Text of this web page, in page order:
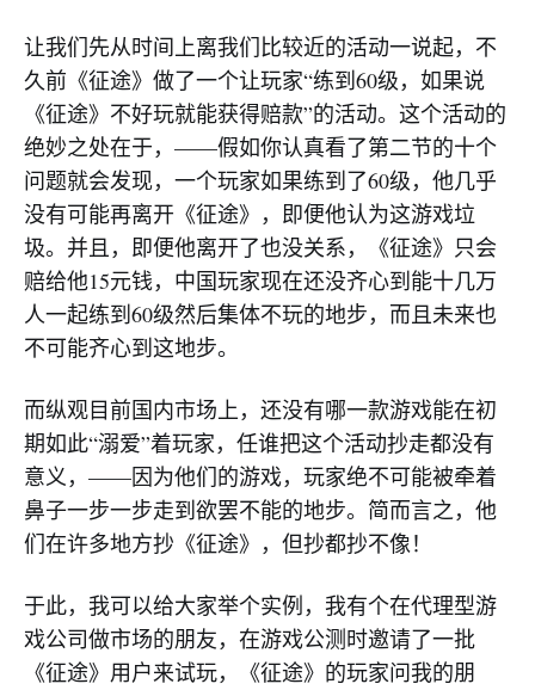
让我们先从时间上离我们比较近的活动一说起，不
久前《征途》做了一个让玩家“练到60级，如果说
《征途》不好玩就能获得赔款”的活动。这个活动的
绝妙之处在于，——假如你认真看了第二节的十个
问题就会发现，一个玩家如果练到了60级，他几乎
没有可能再离开《征途》，即便他认为这游戏垃
圾。并且，即便他离开了也没关系，《征途》只会
赔给他15元钱，中国玩家现在还没齐心到能十几万
人一起练到60级然后集体不玩的地步，而且未来也
不可能齐心到这地步。
而纵观目前国内市场上，还没有哪一款游戏能在初
期如此“溺爱”着玩家，任谁把这个活动抄走都没有
意义，——因为他们的游戏，玩家绝不可能被牵着
鼻子一步一步走到欲罢不能的地步。简而言之，他
们在许多地方抄《征途》，但抄都抄不像！
于此，我可以给大家举个实例，我有个在代理型游
戏公司做市场的朋友，在游戏公测时邀请了一批
《征途》用户来试玩，《征途》的玩家问我的朋